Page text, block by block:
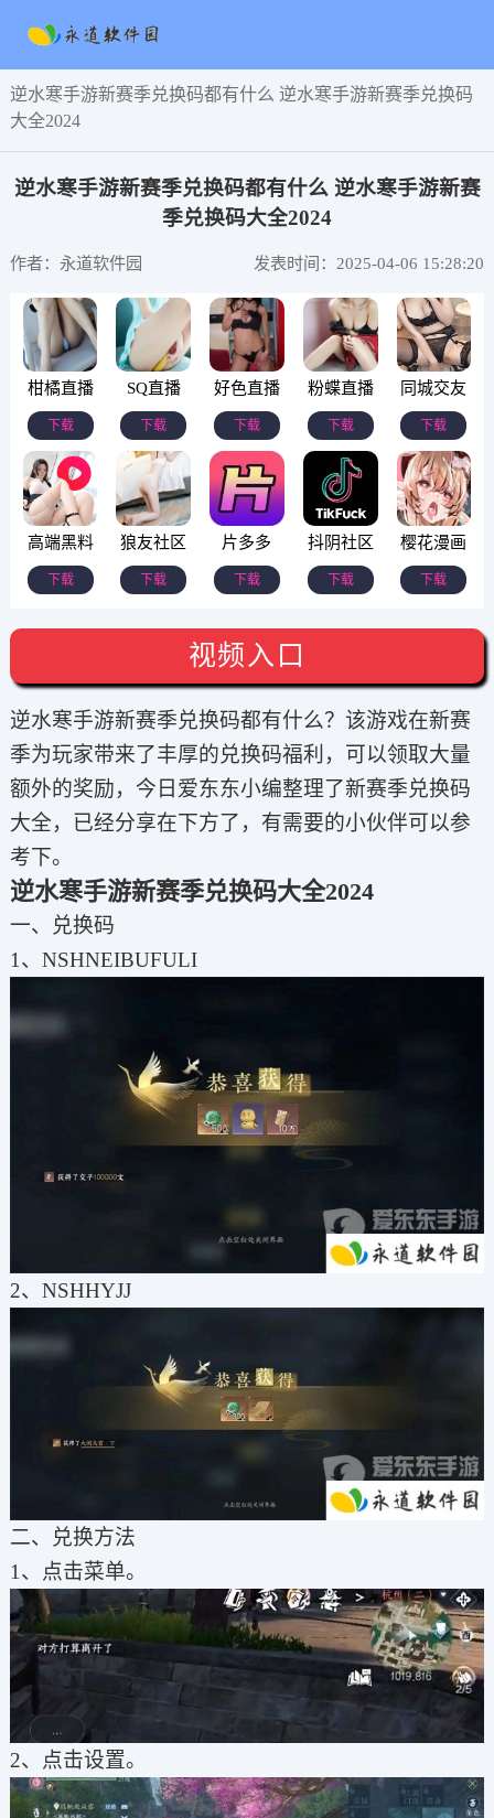
逆水寒手游新赛季兑换码都有什么 逆水寒手游新赛季兑换码
大全2024
逆水寒手游新赛季兑换码都有什么 逆水寒手游新赛
季兑换码大全2024
作者：永道软件园 发表时间：2025-04-06 15:28:20
柑橘直播
下载
SQ直播
下载
好色直播
下载
粉蝶直播
下载
同城交友
下载
高端黑料
下载
狼友社区
下载
片多多
下载
抖阴社区
下载
樱花漫画
下载
视频入口
逆水寒手游新赛季兑换码都有什么？该游戏在新赛
季为玩家带来了丰厚的兑换码福利，可以领取大量
额外的奖励，今日爱东东小编整理了新赛季兑换码
大全，已经分享在下方了，有需要的小伙伴可以参
考下。
逆水寒手游新赛季兑换码大全2024
一、兑换码
1、NSHNEIBUFULI
2、NSHHYJJ
二、兑换方法
1、点击菜单。
2、点击设置。